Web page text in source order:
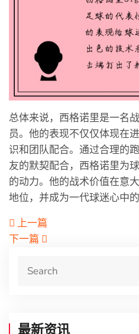
总体来说，西格诺里是一名
员。他的表现不仅仅体现在
识和团队配合。通过合理的
友的默契配合，西格诺里为
的动力。他的战术价值在意
地位，并成为一代球迷心中的
上一篇
下一篇
最新资讯